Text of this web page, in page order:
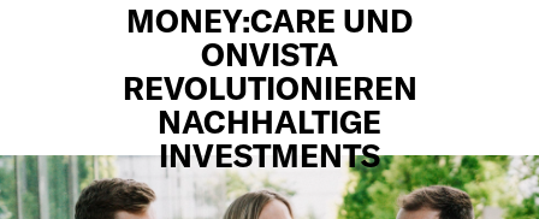
MONEY:CARE UND
ONVISTA
REVOLUTIONIEREN
NACHHALTIGE
INVESTMENTS